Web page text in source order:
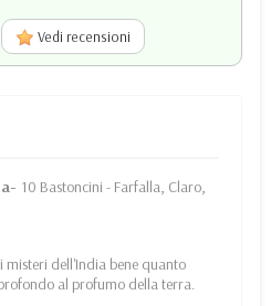
Vedi recensioni
10 Bastoncini - Farfalla, Claro,
misteri dell'India bene quanto
al profumo della terra.